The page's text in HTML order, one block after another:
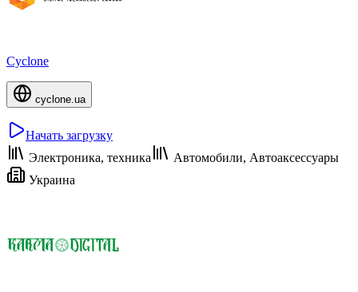
Cyclone
cyclone.ua
Начать загрузку
Электроника, техника
Автомобили, Автоаксессуары
Украина